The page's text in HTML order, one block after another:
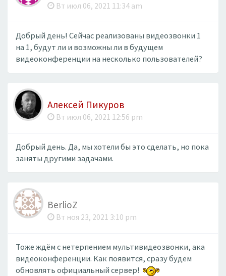
Вт июл 06, 2021 11:34 am
Добрый день! Сейчас реализованы видеозвонки 1
на 1, будут ли и возможны ли в будущем
видеоконференции на несколько пользователей?
Алексей Пикуров
Вт июл 06, 2021 12:56 pm
Добрый день. Да, мы хотели бы это сделать, но пока
заняты другими задачами.
BerlioZ
Вт ноя 23, 2021 3:10 pm
Тоже ждём с нетерпением мультивидеозвонки, ака
видеоконференции. Как появится, сразу будем
обновлять официальный сервер!